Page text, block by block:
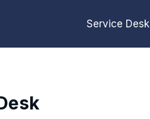
Service Desk